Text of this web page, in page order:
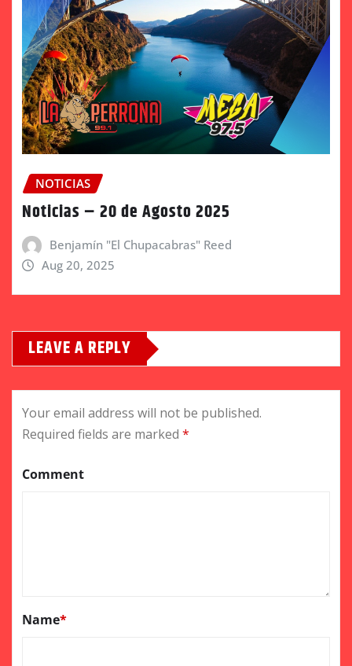
NOTICIAS
Noticias – 20 de Agosto 2025
Benjamín "El Chupacabras" Reed
Aug 20, 2025
LEAVE A REPLY
Your email address will not be published.
Required fields are marked *
Comment
Name*